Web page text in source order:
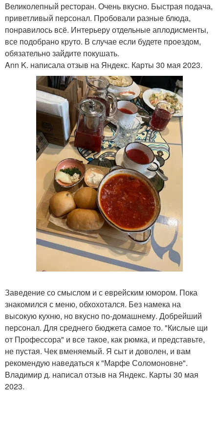
Великолепный ресторан. Очень вкусно. Быстрая подача,
приветливый персонал. Пробовали разные блюда,
понравилось всё. Интерьеру отдельные аплодисменты,
все подобрано круто. В случае если будете проездом,
обязательно зайдите покушать.
Ann K. написала отзыв на Яндекс. Карты 30 мая 2023.
Заведение со смыслом и с еврейским юмором. Пока
знакомился с меню, обхохотался. Без намека на
высокую кухню, но вкусно по-домашнему. Добрейший
персонал. Для среднего бюджета самое то. "Кислые щи
от Профессора" и все такое, как рюмка, и представьте,
не пустая. Чек вменяемый. Я сыт и доволен, и вам
рекомендую наведаться к "Марфе Соломоновне".
Владимир д. написал отзыв на Яндекс. Карты 30 мая
2023.